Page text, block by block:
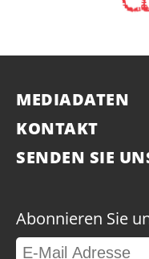
MEDIADATEN
KONTAKT
SENDEN SIE
Abonnieren Sie